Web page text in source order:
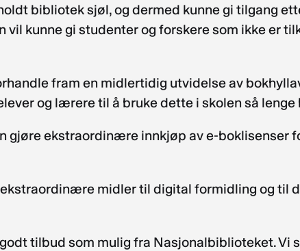
bibliotek sjøl, og dermed kunne gi tilgang
vil kunne gi studenter og forskere som ikke er
fram en midlertidig utvidelse av
og lærere til å bruke dette i skolen så
gjøre ekstraordinære innkjøp av e-boklisenser
midler til digital formidling og til
tilbud som mulig fra Nasjonalbiblioteket. Vi